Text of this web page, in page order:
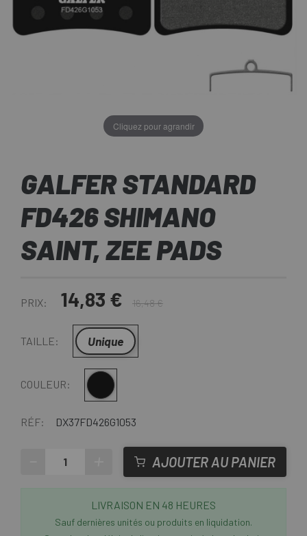
Cliquez pour agrandir
GALFER STANDARD
FD426 SHIMANO
SAINT, ZEE PADS
PRIX: 14,83 € 16,48 €
TAILLE: Unique
COULEUR: Multi
RÉF: DX37FD426G1053
AJOUTER AU PANIER
LIVRAISON EN 48 HEURES
Sauf dernières unités ou produits en liquidation.